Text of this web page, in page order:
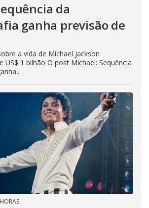
da
ganha previsão de
a vida de Michael Jackson
US$ 1 bilhão O post Michael: Sequência